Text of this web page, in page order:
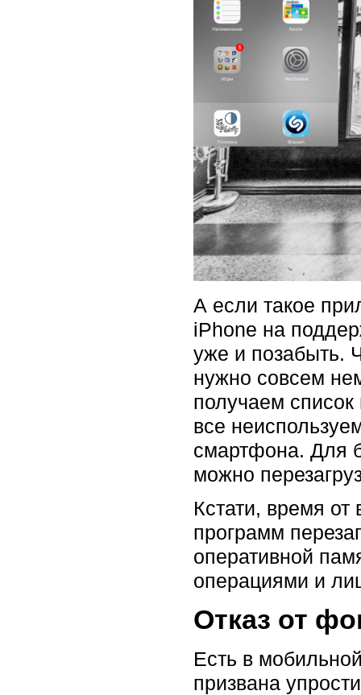
А если такое
iPhone на
уже и позабыть.
нужно совсем
получаем
все
смартфона. Для
можно
Кстати, время от
программ
оперативной
операциями и
Отказ от
Есть в
призвана